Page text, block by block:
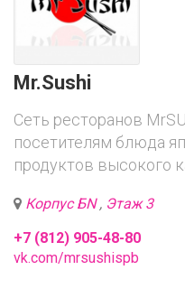
Mr.Sushi
Сеть ресторанов
посетителям блюда
продуктов высокого
Корпус БN, Этаж 3
+7 (812) 905-48-80
vk.com/mrsushispb